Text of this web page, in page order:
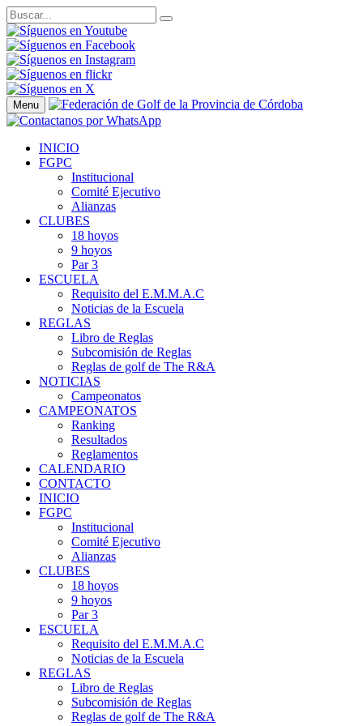
Menu
INICIO
FGPC
Institucional
Comité Ejecutivo
Alianzas
CLUBES
18 hoyos
9 hoyos
Par 3
ESCUELA
Requisito del E.M.M.A.C
Noticias de la Escuela
REGLAS
Libro de Reglas
Subcomisión de Reglas
Reglas de golf de The R&A
NOTICIAS
Campeonatos
CAMPEONATOS
Ranking
Resultados
Reglamentos
CALENDARIO
CONTACTO
INICIO
FGPC
Institucional
Comité Ejecutivo
Alianzas
CLUBES
18 hoyos
9 hoyos
Par 3
ESCUELA
Requisito del E.M.M.A.C
Noticias de la Escuela
REGLAS
Libro de Reglas
Subcomisión de Reglas
Reglas de golf de The R&A